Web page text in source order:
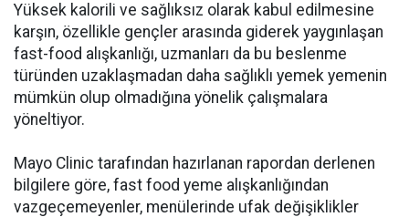
Yüksek kalorili ve sağlıksız olarak kabul edilmesine
karşın, özellikle gençler arasında giderek yaygınlaşan
fast-food alışkanlığı, uzmanları da bu beslenme
türünden uzaklaşmadan daha sağlıklı yemek yemenin
mümkün olup olmadığına yönelik çalışmalara
yöneltiyor.
Mayo Clinic tarafından hazırlanan rapordan derlenen
bilgilere göre, fast food yeme alışkanlığından
vazgeçemeyenler, menülerinde ufak değişiklikler